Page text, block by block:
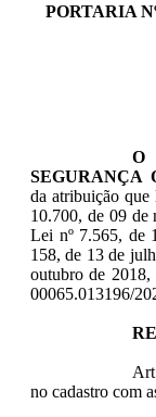
PORTARIA
O
SEGURANÇA
da atribuição
10.700, de 09 de
Lei nº 7.565, de
158, de 13 de
outubro de 2018,
00065.013196/
no cadastro com